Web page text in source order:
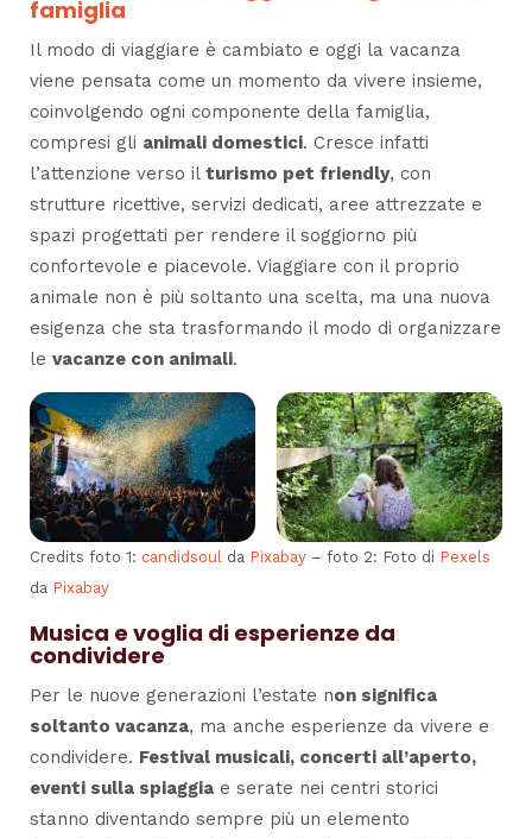
famiglia
Il modo di viaggiare è cambiato e oggi la vacanza
viene pensata come un momento da vivere insieme,
coinvolgendo ogni componente della famiglia,
compresi gli animali domestici. Cresce infatti
l’attenzione verso il turismo pet friendly, con
strutture ricettive, servizi dedicati, aree attrezzate e
spazi progettati per rendere il soggiorno più
confortevole e piacevole. Viaggiare con il proprio
animale non è più soltanto una scelta, ma una nuova
esigenza che sta trasformando il modo di organizzare
le vacanze con animali.
Credits foto 1: candidsoul da Pixabay – foto 2: Foto di Pexels
da Pixabay
Musica e voglia di esperienze da
condividere
Per le nuove generazioni l’estate non significa
soltanto vacanza, ma anche esperienze da vivere e
condividere. Festival musicali, concerti all’aperto,
eventi sulla spiaggia e serate nei centri storici
stanno diventando sempre più un elemento